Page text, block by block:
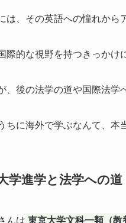
は、その英語への憧れから
際的な視野を持つきっかけ
、後の法学の道や国際法学
ちに海外で学ぶなんて、本
学進学と法学への道
んは 東京大学文科一類（教